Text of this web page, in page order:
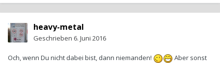
heavy-metal
Geschrieben 6. Juni 2016
Och, wenn Du nicht dabei bist, dann niemanden!
Aber sonst